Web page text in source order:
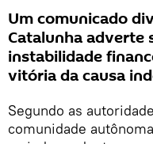
Um comunicado
Catalunha adverte
instabilidade
vitória da causa
Segundo as
comunidade